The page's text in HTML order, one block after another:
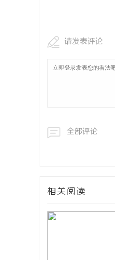
请发表评论
全部评论
相关阅读